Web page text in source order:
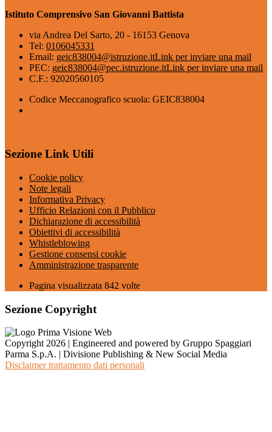
Istituto Comprensivo San Giovanni Battista
via Andrea Del Sarto, 20 - 16153 Genova
Tel: 0106045331
Email: geic838004@istruzione.itLink per inviare una mail
PEC: geic838004@pec.istruzione.itLink per inviare una mail
C.F.: 92020560105
Codice Meccanografico scuola: GEIC838004
Sezione Link Utili
Cookie policy
Note legali
Informativa Privacy
Ufficio Relazioni con il Pubblico
Dichiarazione di accessibilità
Obiettivi di accessibilità
Whistleblowing
Gestione consensi cookie
Amministrazione trasparente
Pagina visualizzata 842 volte
Sezione Copyright
Copyright 2026 | Engineered and powered by Gruppo Spaggiari
Parma S.p.A. | Divisione Publishing & New Social Media
Disclaimer trattamento dati personali